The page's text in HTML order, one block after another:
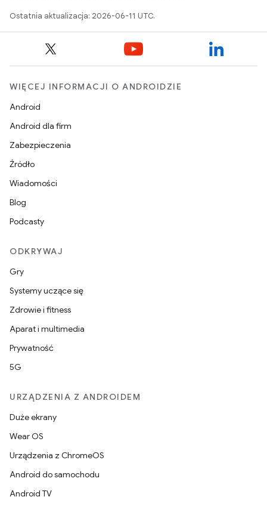
Ostatnia aktualizacja: 2026-06-11 UTC.
WIĘCEJ INFORMACJI O ANDROIDZIE
Android
Android dla firm
Zabezpieczenia
Źródło
Wiadomości
Blog
Podcasty
ODKRYWAJ
Gry
Systemy uczące się
Zdrowie i fitness
Aparat i multimedia
Prywatność
5G
URZĄDZENIA Z ANDROIDEM
Duże ekrany
Wear OS
Urządzenia z ChromeOS
Android do samochodu
Android TV